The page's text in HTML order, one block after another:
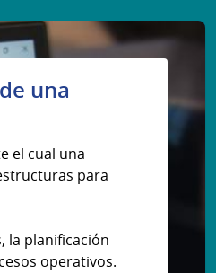
una
el cual una
para
la planificación
operativos.